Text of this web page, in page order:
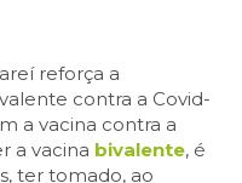
reforça a
contra a Covid-
a vacina contra a
a vacina bivalente, é
ter tomado, ao